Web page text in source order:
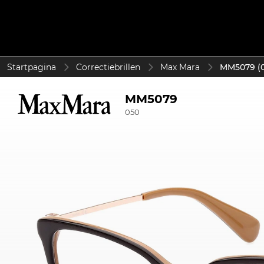
Startpagina Correctiebrillen Max Mara MM5079
MM5079
050